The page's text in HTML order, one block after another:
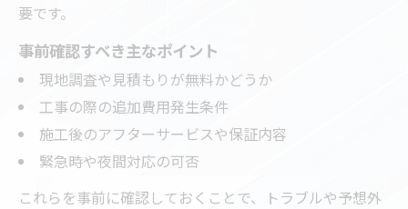
要です。
事前確認すべき主なポイント
現地調査や見積もりが無料かどうか
工事の際の追加費用発生条件
施工後のアフターサービスや保証内容
緊急時や夜間対応の可否
これらを事前に確認しておくことで、トラブルや予想外